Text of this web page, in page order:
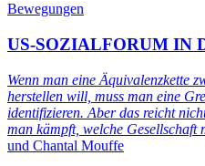
Bewegungen
US-SOZIALFORUM IN
Wenn man eine Äquivalenzkette
herstellen will, muss man eine
identifizieren. Aber das reicht
man kämpft, welche Gesellschaft
und Chantal Mouffe